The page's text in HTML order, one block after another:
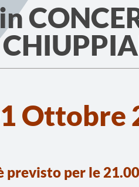
in
Ottobre
previsto per le 21.00